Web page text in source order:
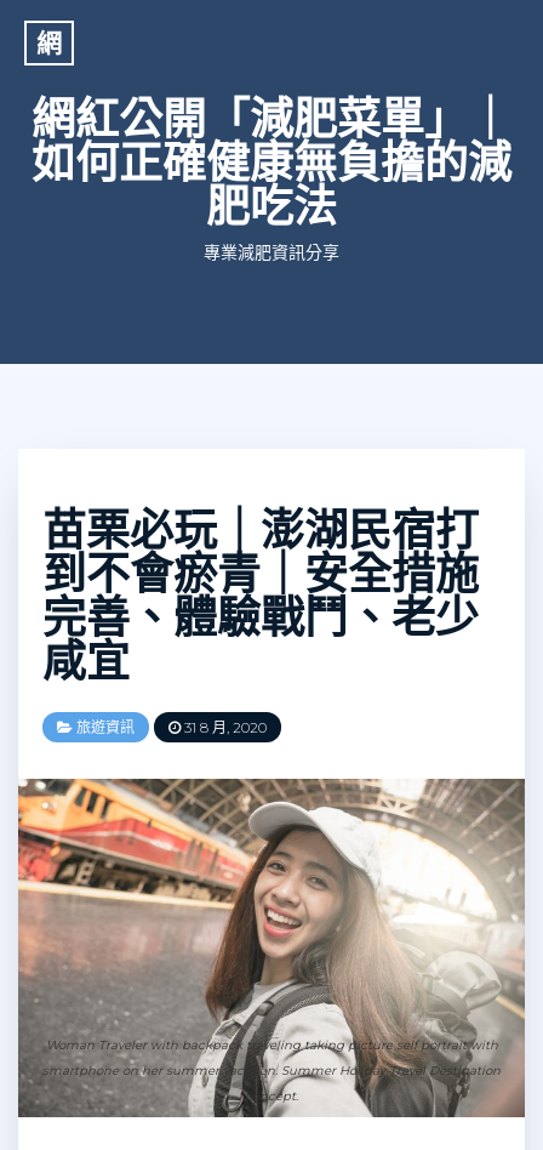
網
網紅公開「減肥菜單」｜
如何正確健康無負擔的減
肥吃法
專業減肥資訊分享
苗栗必玩｜澎湖民宿打
到不會瘀青｜安全措施
完善、體驗戰鬥、老少
咸宜
旅遊資訊 31 8 月, 2020
Woman Traveler with backpack traveling taking picture self portrait with
smartphone on her summer vacation. Summer Holiday Travel Destination
concept.